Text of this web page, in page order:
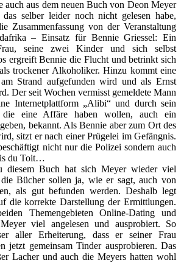
auch aus dem neuen Buch von Deon Meyer
selber leider noch nicht gelesen habe,
Zusammenfassung von der Veranstaltung
– Einsatz für Bennie Griessel: Ein
seine zwei Kinder und sich selbst
ergreift Bennie die Flucht und betrinkt sich
trockener Alkoholiker. Hinzu kommt eine
Strand aufgefunden wird und als Ernst
Der seit Wochen vermisst gemeldete Mann
Internetplattform „Alibi“ und durch sein
die eine Affäre haben wollen, auch ein
bekannt. Als Bennie aber zum Ort des
sitzt er nach einer Prügelei im Gefängnis.
nicht nur die Polizei sondern auch
du Toit…
diesem Buch hat sich Meyer wieder viel
Bücher sollen ja, wie er sagt, auch von
als gut befunden werden. Deshalb legt
die korrekte Darstellung der Ermittlungen.
Themengebieten Online-Dating und
viel angelesen und ausprobiert. So
aller Erheiterung, dass er seiner Frau
jetzt gemeinsam Tinder ausprobieren. Das
Lacher und auch die Meyers hatten wohl